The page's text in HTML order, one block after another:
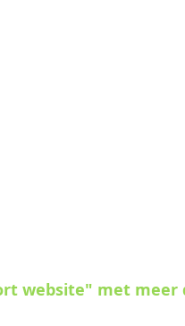
website" met meer